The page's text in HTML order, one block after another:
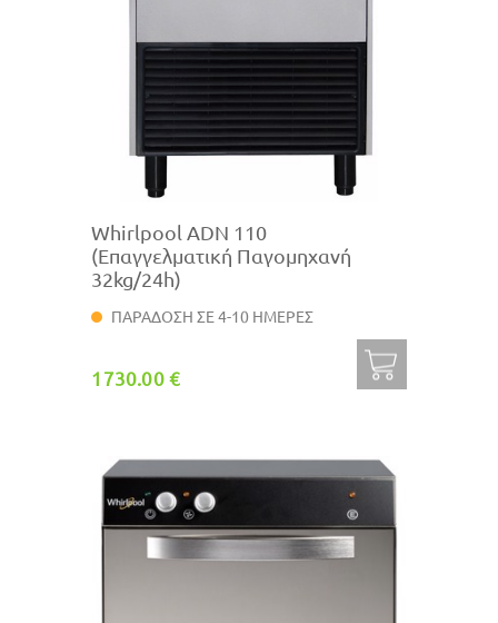
Whirlpool ADN 110
(Επαγγελματική Παγομηχανή
32kg/24h)
ΠΑΡΑΔΟΣΗ ΣΕ 4-10 ΗΜΕΡΕΣ
1730.00 €